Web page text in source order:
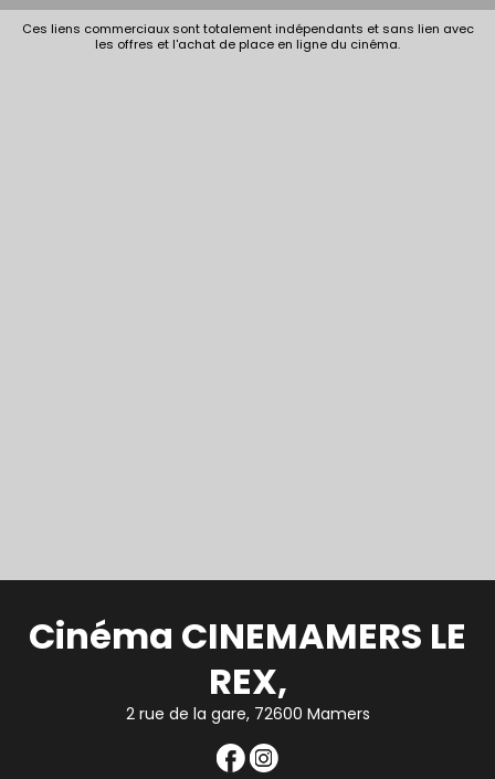
Ces liens commerciaux sont totalement indépendants et sans lien avec
les offres et l'achat de place en ligne du cinéma.
Cinéma CINEMAMERS LE
REX,
2 rue de la gare, 72600 Mamers